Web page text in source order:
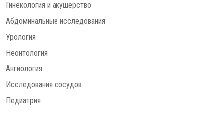
Гинекология и акушерство
Абдоминальные исследования
Урология
Неонтология
Ангиология
Исследования сосудов
Педиатрия